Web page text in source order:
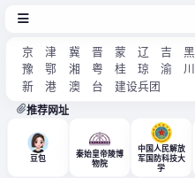
京 津 冀 晋 蒙 辽 吉 黑
豫
鄂 湘 粤 桂 琼 渝 川
新
港 澳 台
建设兵团
推荐网址
豆包
秦始皇帝陵博
物院
中国人民解放
军国防科技大
学